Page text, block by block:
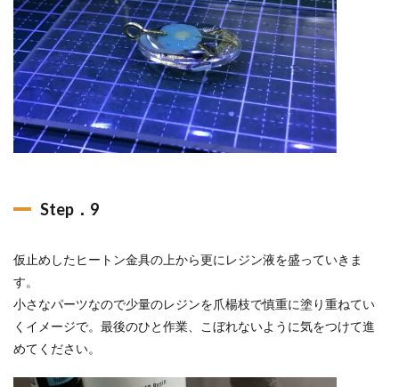
Step．9
仮止めしたヒートン金具の上から更にレジン液を盛っていきま
す。
小さなパーツなので少量のレジンを爪楊枝で慎重に塗り重ねてい
くイメージで。最後のひと作業、こぼれないように気をつけて進
めてください。